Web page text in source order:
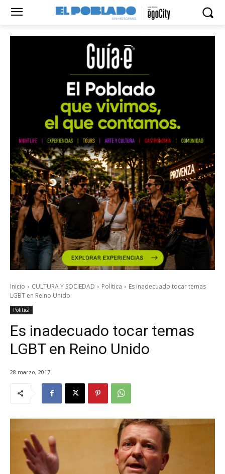
Inicio CULTURA Y SOCIEDAD Política
Es inadecuado tocar temas
LGBT en Reino Unido
Política
Es inadecuado tocar temas
LGBT en Reino Unido
28 marzo, 2017